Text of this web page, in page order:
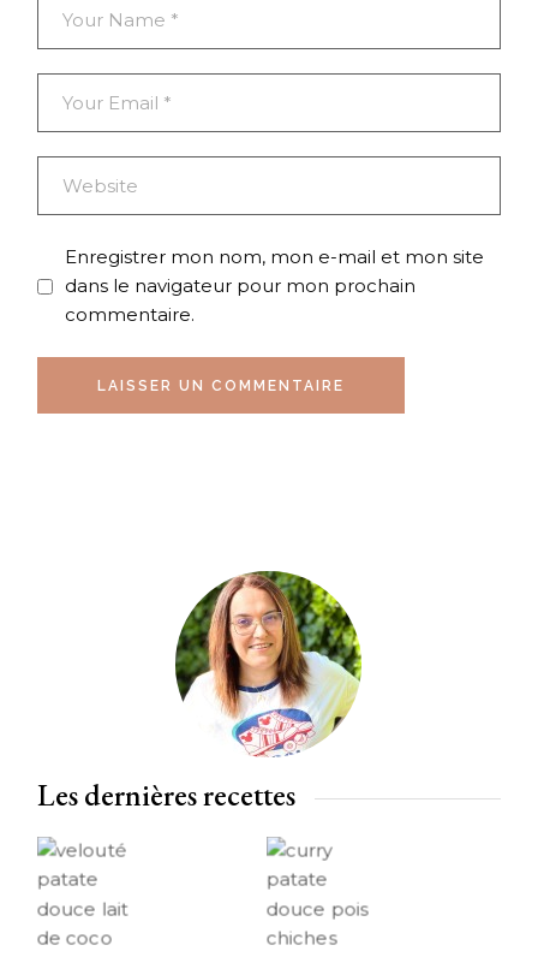
Enregistrer mon nom, mon e-mail et mon site
dans le navigateur pour mon prochain
commentaire.
LAISSER UN COMMENTAIRE
Les dernières recettes